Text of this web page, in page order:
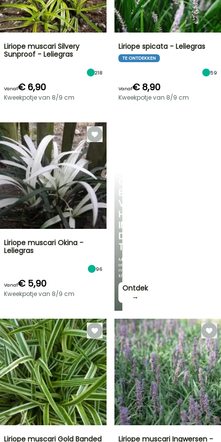
EEN
VERKOELEND
HOEKJE
IN
DE
TUIN
Met
onze
mooiste
klimplanten!
Ontdek
→
Liriope muscari Silvery
Sunproof - Leliegras
218
Vanaf€ 6,90
Kweekpotje van 8/9 cm
Liriope spicata - Leliegras
TE ONTDEKKEN
59
Vanaf€ 8,90
Kweekpotje van 8/9 cm
Liriope muscari Okina -
Leliegras
96
Vanaf€ 5,90
Kweekpotje van 8/9 cm
Liriope muscari Gold Banded Liriope muscari Ingwersen -